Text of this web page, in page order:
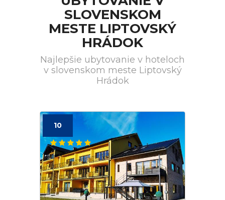
SLOVENSKOM
MESTE LIPTOVSKÝ
HRÁDOK
Najlepšie ubytovanie v hoteloch
v slovenskom meste Liptovský
Hrádok
10